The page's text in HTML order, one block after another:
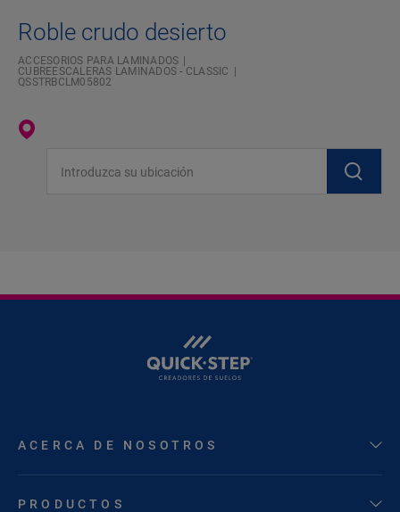
Roble crudo desierto
ACCESORIOS PARA LAMINADOS
CUBREESCALERAS LAMINADOS - CLASSIC
QSSTRBCLM05802
ACERCA DE NOSOTROS
PRODUCTOS